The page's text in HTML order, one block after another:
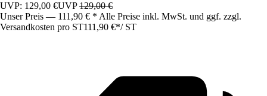
UVP: 129,00 €UVP129,00 €
Unser Preis — 111,90 € * Alle Preise inkl. MwSt. und ggf. zzgl.
Versandkosten pro ST111,90 €*/ ST